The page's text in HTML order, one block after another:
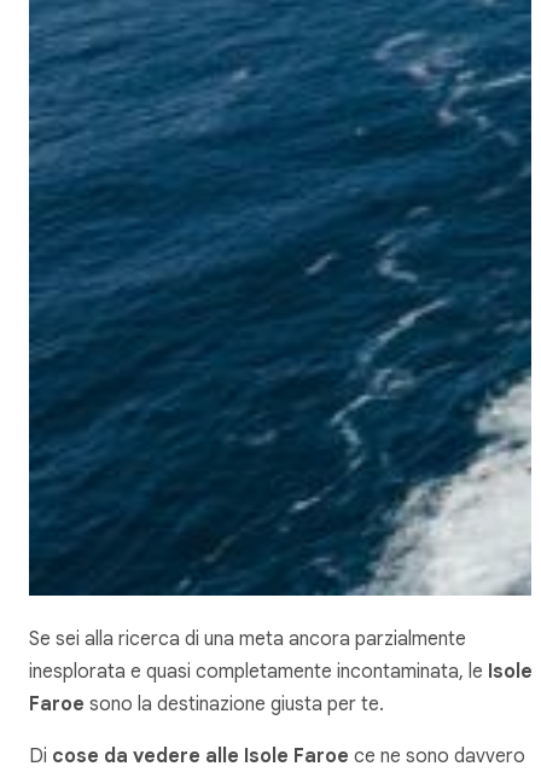
Se sei alla ricerca di una meta ancora parzialmente
inesplorata e quasi completamente incontaminata, le Isole
Faroe sono la destinazione giusta per te.
Di cose da vedere alle Isole Faroe ce ne sono davvero